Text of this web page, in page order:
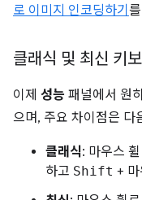
로 이미지 인코딩하기
클래식 및 최신 키
이제 성능 패널에서 원
으며, 주요 차이점은 다
클래식: 마우스
하고 Shift +